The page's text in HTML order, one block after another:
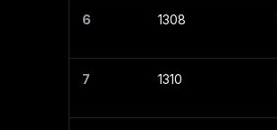
6 1308
7 1310